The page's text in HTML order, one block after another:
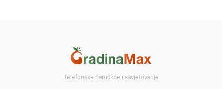
Telefonske narudžbe i savjetovanje